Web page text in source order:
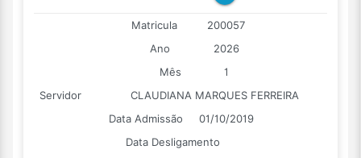
Matricula
200057
Ano
2026
Mês
1
Servidor
CLAUDIANA MARQUES FERREIRA
Data Admissão
01/10/2019
Data Desligamento